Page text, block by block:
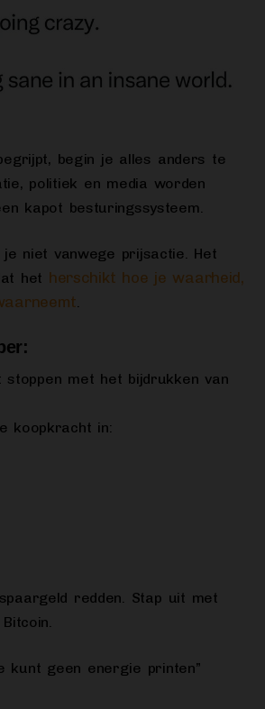
begin je alles anders te
politiek en media worden
kapot besturingssysteem.
niet vanwege prijsactie. Het
het herschikt hoe je waarheid,
.
met het bijdrukken van
koopkracht in:
redden. Stap uit met
kunt geen energie printen”